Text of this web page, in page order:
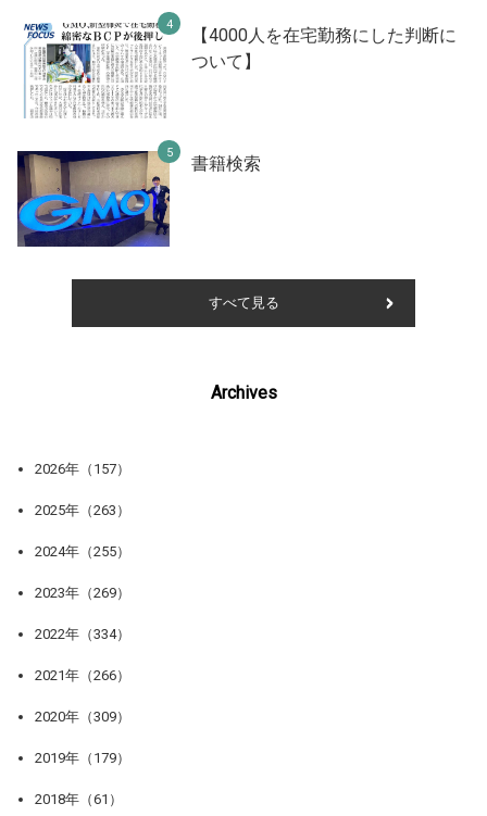
【4000人を在宅勤務にした判断に
ついて】
書籍検索
すべて見る
Archives
2026年（157）
2025年（263）
2024年（255）
2023年（269）
2022年（334）
2021年（266）
2020年（309）
2019年（179）
2018年（61）